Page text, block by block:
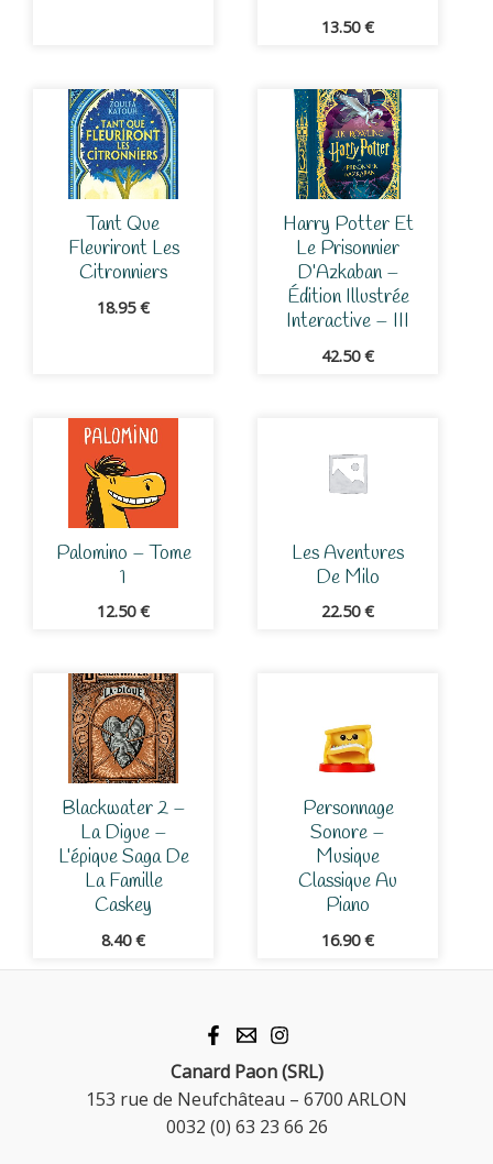
13.50€
Tant Que
Fleuriront Les
Citronniers
18.95€
Harry Potter Et
Le Prisonnier
D’Azkaban –
Édition Illustrée
Interactive – III
42.50€
Palomino – Tome
1
12.50€
Les Aventures
De Milo
22.50€
Blackwater 2 –
La Digue –
L’épique Saga De
La Famille
Caskey
8.40€
Personnage
Sonore –
Musique
Classique Au
Piano
16.90€
Canard Paon (SRL)
153 rue de Neufchâteau – 6700 ARLON
0032 (0) 63 23 66 26